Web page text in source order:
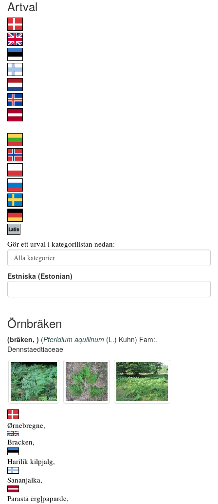
Artval
Gör ett urval i kategorilistan nedan:
Estniska (Estonian)
Örnbräken
(bräken, ) (Pteridium aquilinum (L.) Kuhn) Fam:.
Dennstaedtiaceae
Ørnebregne,
Bracken,
Harilik kilpjalg,
Sananjalka,
Parastā ērgļpaparde,